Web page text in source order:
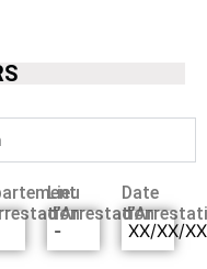
Lieu
d’Arrestation
-
Date
XX/XX/